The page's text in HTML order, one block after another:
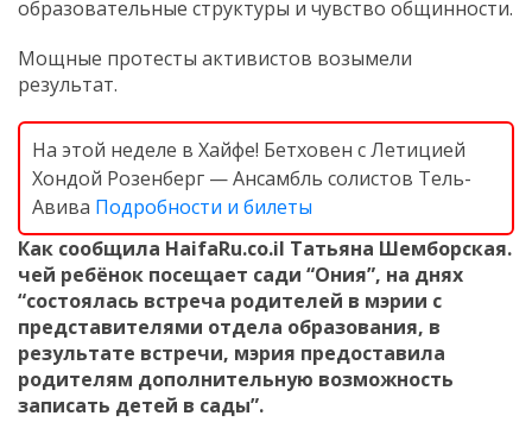
образовательные структуры и чувство общинности.
Мощные протесты активистов возымели
результат.
На этой неделе в Хайфе! Бетховен с Летицией
Хондой Розенберг — Ансамбль солистов Тель-
Авива Подробности и билеты
Как сообщила HaifaRu.co.il Татьяна Шемборская.
чей ребёнок посещает сади “Ония”, на днях
“состоялась встреча родителей в мэрии с
представителями отдела образования, в
результате встречи, мэрия предоставила
родителям дополнительную возможность
записать детей в сады”.